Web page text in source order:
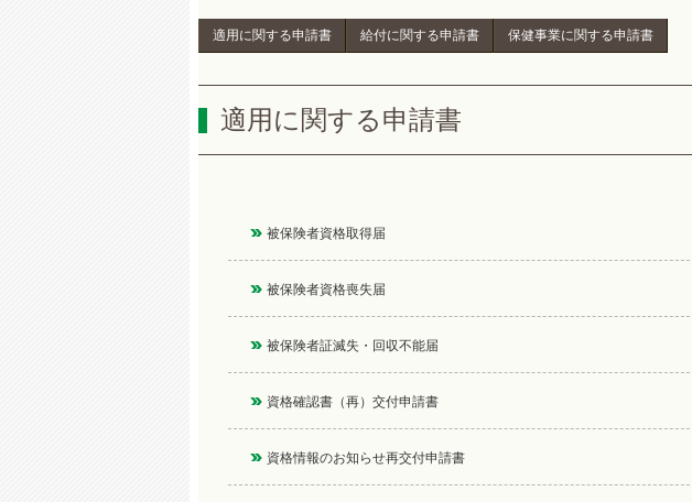
適用に関する申請書 給付に関する申請書 保健事業に関する申請書
適用に関する申請書
被保険者資格取得届
被保険者資格喪失届
被保険者証滅失・回収不能届
資格確認書（再）交付申請書
資格情報のお知らせ再交付申請書